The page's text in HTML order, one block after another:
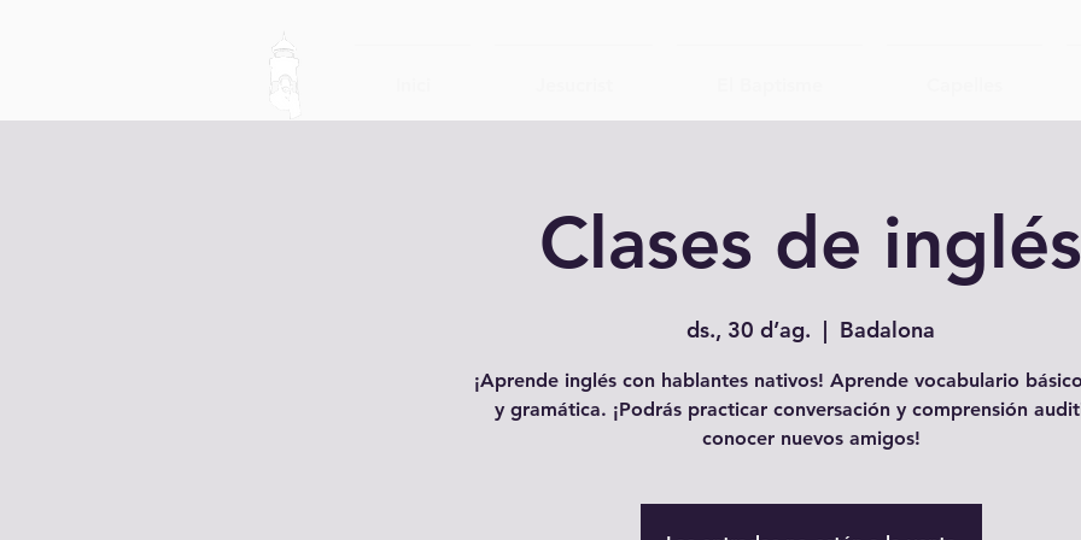
Clases de inglés
ds., 30 d’ag.
  |
Badalona
¡Aprende inglés con hablantes nativos! Aprende vocabulario
y gramática. ¡Podrás practicar conversación y comprensión
conocer nuevos amigos!